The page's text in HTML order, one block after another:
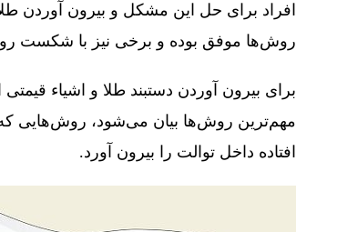
افراد برای حل این مشکل و بیرون آوردن
روش‌ها موفق بوده و برخی نیز با شکست
برای بیرون آوردن دستبند طلا و اشیاء
مهم‌ترین روش‌ها بیان می‌شود، روش‌هایی
افتاده داخل توالت را بیرون آورد.